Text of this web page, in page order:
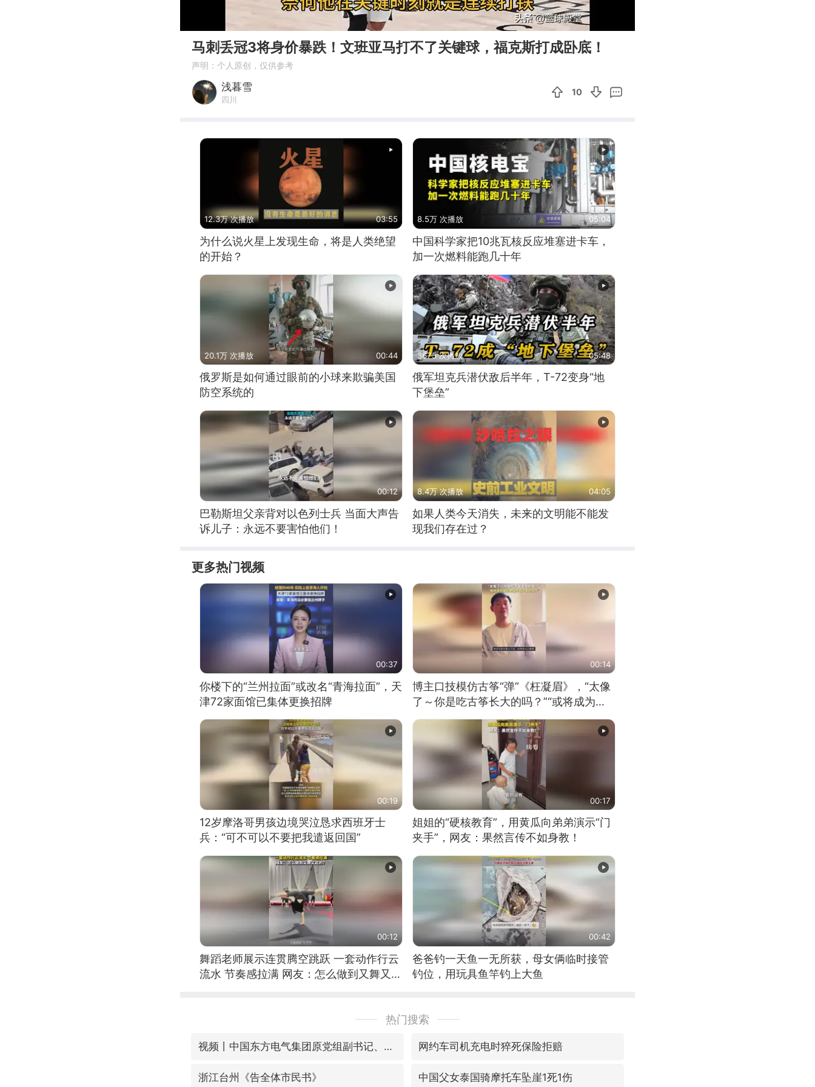
02:04
马刺丢冠3将身价暴跌！文班亚马打不了关键球，福克斯打成卧底！
声明：个人原创，仅供参考
浅暮雪
四川
10
12.3万 次播放 03:55
为什么说火星上发现生命，将是人类绝望
的开始？
8.5万 次播放 05:04
中国科学家把10兆瓦核反应堆塞进卡车，
加一次燃料能跑几十年
20.1万 次播放 00:44
俄罗斯是如何通过眼前的小球来欺骗美国
防空系统的
3675 次播放 05:48
俄军坦克兵潜伏敌后半年，T-72变身“地
下堡垒”
00:12
巴勒斯坦父亲背对以色列士兵 当面大声告
诉儿子：永远不要害怕他们！
8.4万 次播放 04:05
如果人类今天消失，未来的文明能不能发
现我们存在过？
更多热门视频
00:37
你楼下的“兰州拉面”或改名“青海拉面”，天
津72家面馆已集体更换招牌
00:14
博主口技模仿古筝“弹”《枉凝眉》，“太像
了～你是吃古筝长大的吗？”“或将成为首
位考级不带古筝的选手。”（来源：新华每
00:19
12岁摩洛哥男孩边境哭泣恳求西班牙士
兵：“可不可以不要把我遣返回国”
00:17
姐姐的“硬核教育”，用黄瓜向弟弟演示“门
夹手”，网友：果然言传不如身教！
00:12
舞蹈老师展示连贯腾空跳跃 一套动作行云
流水 节奏感拉满 网友：怎么做到又舞又武
00:42
爸爸钓一天鱼一无所获，母女俩临时接管
钓位，用玩具鱼竿钓上大鱼
热门搜索
视频丨中国东方电气集团原党组副书记、董事宋致远被查 网约车司机充电时猝死保险拒赔
浙江台州《告全体市民书》 中国父女泰国骑摩托车坠崖1死1伤